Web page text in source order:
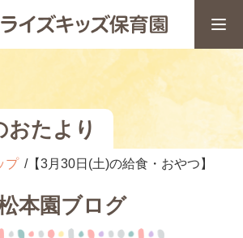
おたより
プ 【3月30日(土)の給食・おやつ】
本園ブログ